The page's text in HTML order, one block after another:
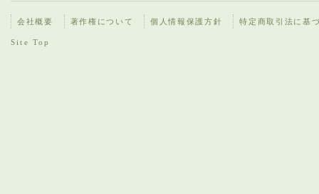
会社概要 著作権について 個人情報保護方針 特定商取引法に基
Site Top